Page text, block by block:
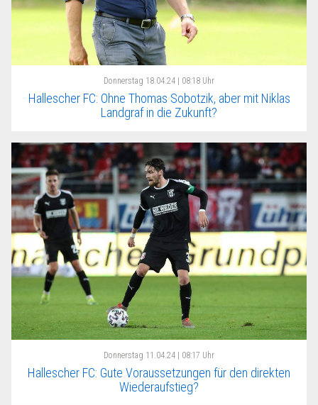
Donnerstag 18.04.24 | 08:18 Uhr
Hallescher FC: Ohne Thomas Sobotzik, aber mit Niklas
Landgraf in die Zukunft?
Donnerstag 11.04.24 | 08:17 Uhr
Hallescher FC: Gute Voraussetzungen für den direkten
Wiederaufstieg?